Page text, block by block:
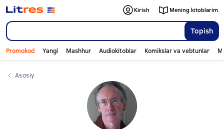
Topish
Kirish Mening kitoblarim
Promokod Yangi Mashhur Audiokitoblar Komikslar va vebtunlar
Asosiy
Слайдер с книгами
Слайдер с книгами